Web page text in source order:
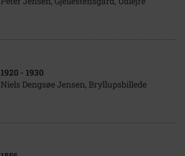
1920 - 1930
Niels Dengsøe Jensen, Bryllupsbillede